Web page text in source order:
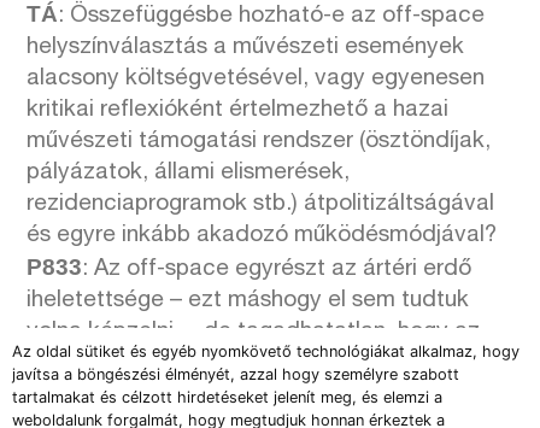
Az oldal sütiket és egyéb nyomkövető technológiákat alkalmaz, hogy
javítsa a böngészési élményét, azzal hogy személyre szabott
tartalmakat és célzott hirdetéseket jelenít meg, és elemzi a
weboldalunk forgalmát, hogy megtudjuk honnan érkeztek a
TÁ: Összefüggésbe hozható-e az off-space
helyszínválasztás a művészeti események
alacsony költségvetésével, vagy egyenesen
kritikai reflexióként értelmezhető a hazai
művészeti támogatási rendszer (ösztöndíjak,
pályázatok, állami elismerések,
rezidenciaprogramok stb.) átpolitizáltságával
és egyre inkább akadozó működésmódjával?
P833: Az off-space egyrészt az ártéri erdő
iheletettsége – ezt máshogy el sem tudtuk
volna képzelni –, de tagadhatatlan, hogy az
elmúlt években megfigyelhető egyfajta
kivonulás az egykor fontos és izgalmakat rejtő